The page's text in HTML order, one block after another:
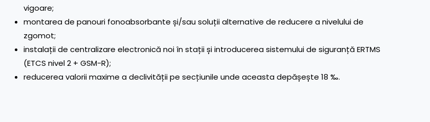
vigoare;
montarea de panouri fonoabsorbante și/sau soluții alternative de reducere a nivelului de
zgomot;
instalații de centralizare electronică noi în stații și introducerea sistemului de siguranță ERTMS
(ETCS nivel 2 + GSM-R);
reducerea valorii maxime a declivității pe secțiunile unde aceasta depășește 18 ‰.